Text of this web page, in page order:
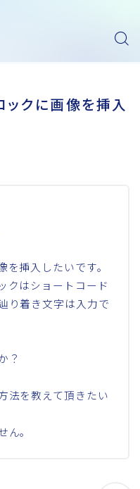
クに画像を挿入
挿入したいです。
クはショートコード
り着き文字は入力で
？
法を教えて頂きたい
。